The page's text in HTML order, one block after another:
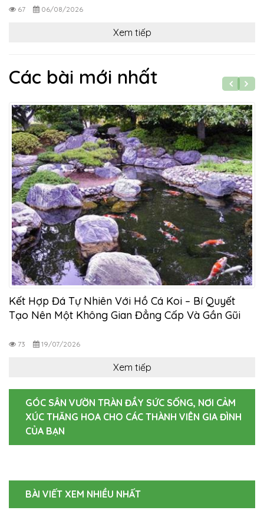
67 06/08/2026
Xem tiếp
Các bài mới nhất
Kết Hợp Đá Tự Nhiên Với Hồ Cá Koi – Bí Quyết
Tạo Nên Một Không Gian Đẳng Cấp Và Gần Gũi
73 19/07/2026
Xem tiếp
GÓC SÂN VƯỜN TRÀN ĐẦY SỨC SỐNG, NƠI CẢM
XÚC THĂNG HOA CHO CÁC THÀNH VIÊN GIA ĐÌNH
CỦA BẠN
BÀI VIẾT XEM NHIỀU NHẤT